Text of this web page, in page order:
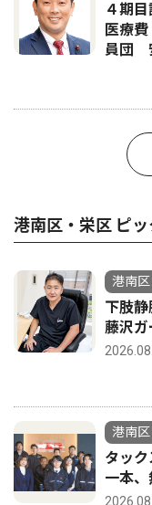
４期
医療
員団
港南区・栄区 ピ
港南
下肢
藤沢ガ
港南
タッ
一本